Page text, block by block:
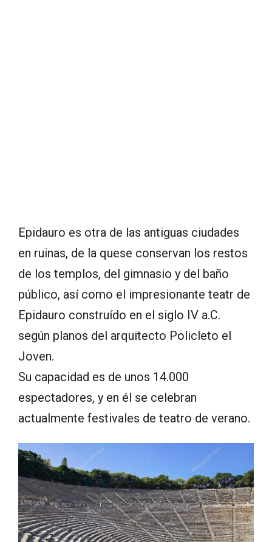
Epidauro es otra de las antiguas ciudades
en ruinas, de la quese conservan los restos
de los templos, del gimnasio y del baño
público, así como el impresionante teatr de
Epidauro construído en el siglo IV a.C.
según planos del arquitecto Policleto el
Joven.
Su capacidad es de unos 14.000
espectadores, y en él se celebran
actualmente festivales de teatro de verano.